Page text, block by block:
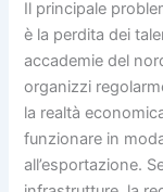
Il principale
è la perdita dei
accademie del
organizzi
la realtà
funzionare in
all’esportazione.